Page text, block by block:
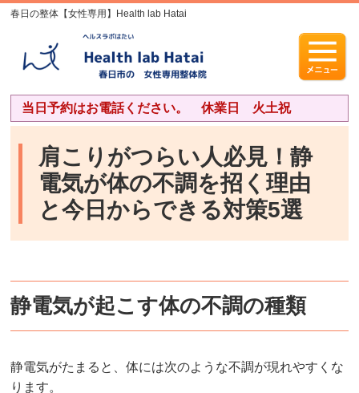
春日の整体【女性専用】Health lab Hatai
当日予約はお電話ください。 休業日 火土祝
肩こりがつらい人必見！静
電気が体の不調を招く理由
と今日からできる対策5選
静電気が起こす体の不調の種類
静電気がたまると、体には次のような不調が現れやすくな
ります。